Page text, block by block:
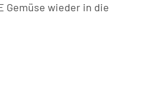
Gemüse wieder in die